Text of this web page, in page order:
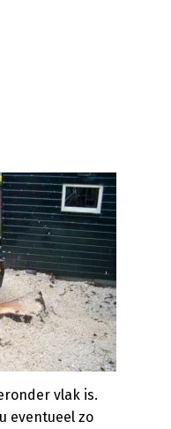
vlak is.
eventueel zo